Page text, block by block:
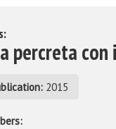
percreta
2015